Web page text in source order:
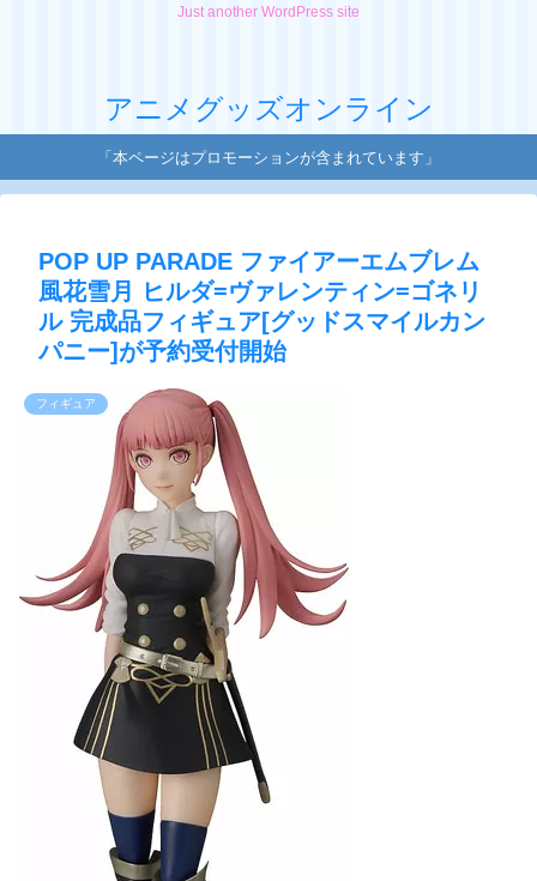
Just another WordPress site
アニメグッズオンライン
「本ページはプロモーションが含まれています」
POP UP PARADE ファイアーエムブレム
風花雪月 ヒルダ=ヴァレンティン=ゴネリ
ル 完成品フィギュア[グッドスマイルカン
パニー]が予約受付開始
フィギュア